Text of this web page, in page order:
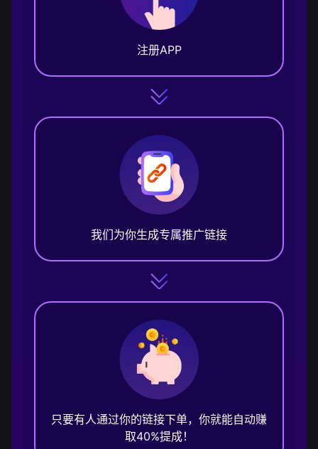
注册APP
我们为你生成专属推广链接
只要有人通过你的链接下单，你就能自动赚
取40%提成！